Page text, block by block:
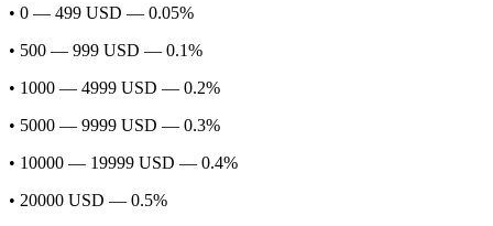
• 0 — 499 USD — 0.05%
• 500 — 999 USD — 0.1%
• 1000 — 4999 USD — 0.2%
• 5000 — 9999 USD — 0.3%
• 10000 — 19999 USD — 0.4%
• 20000 USD — 0.5%